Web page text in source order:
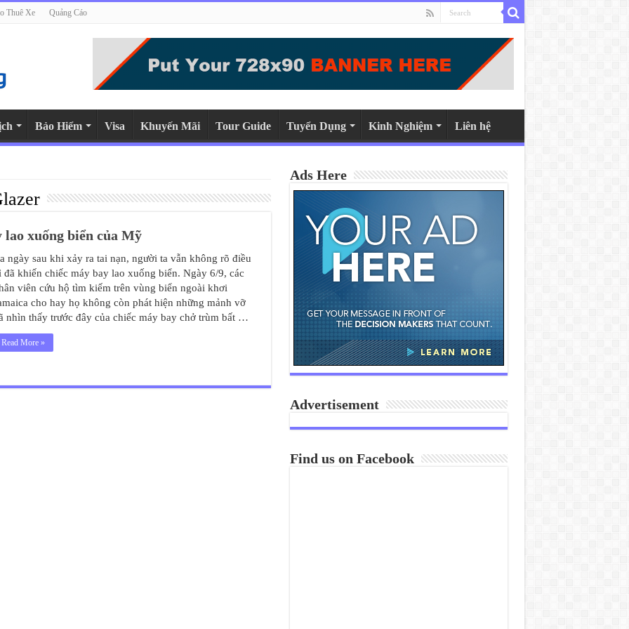
Thuê Xe Quảng Cáo
Bảo Hiểm Visa Khuyến Mãi Tour Guide Tuyển Dụng Kinh Nghiệm Liên hệ
xuống biển của Mỹ
ngày sau khi xảy ra tai nạn, người ta vẫn không rõ điều
đã khiến chiếc máy bay lao xuống biển. Ngày 6/9, các
viên cứu hộ tìm kiếm trên vùng biển ngoài khơi
cho hay họ không còn phát hiện những mảnh vỡ
nhìn thấy trước đây của chiếc máy bay chở trùm bất …
Read More »
Ads Here
Advertisement
Find us on Facebook